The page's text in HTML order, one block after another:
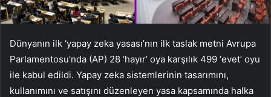
Dünyanın ilk ‘yapay zeka yasası’nın ilk taslak metni Avrupa
Parlamentosu’nda (AP) 28 ‘hayır’ oya karşılık 499 ‘evet’ oyu
ile kabul edildi. Yapay zeka sistemlerinin tasarımını,
kullanımını ve satışını düzenleyen yasa kapsamında halka